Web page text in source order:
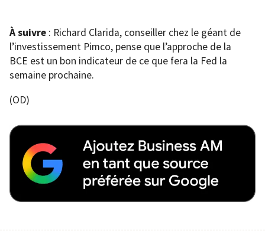
À suivre : Richard Clarida, conseiller chez le géant de
l’investissement Pimco, pense que l’approche de la
BCE est un bon indicateur de ce que fera la Fed la
semaine prochaine.
(OD)